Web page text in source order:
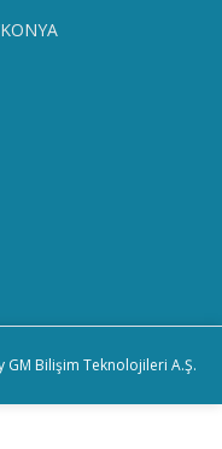
GM Bilişim Teknolojileri A.Ş.